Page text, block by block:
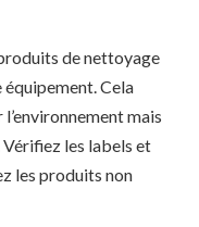
de nettoyage
Cela
mais
Vérifiez les labels et
les produits non